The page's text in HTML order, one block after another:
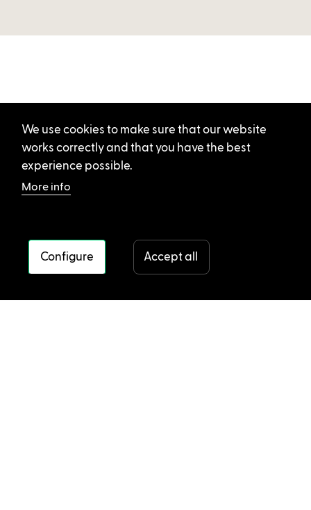
We use cookies to make sure that our website
works correctly and that you have the best
experience possible.
More info
Configure Accept all